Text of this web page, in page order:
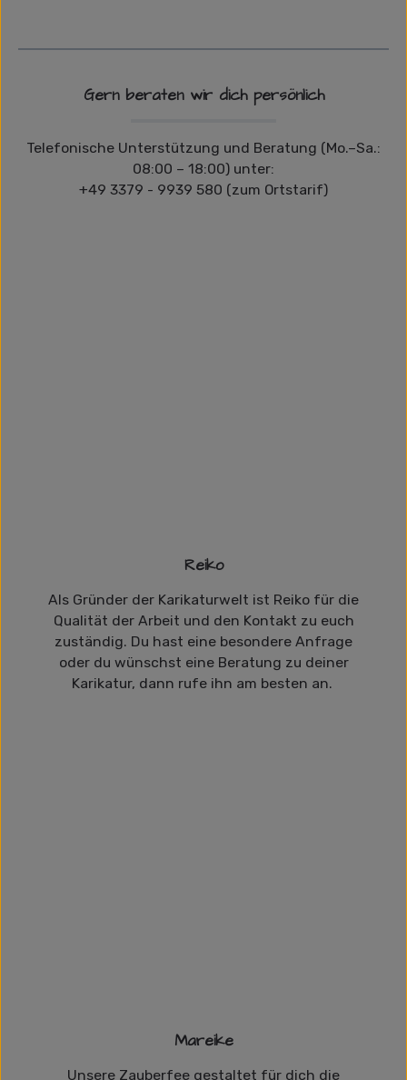
Gern beraten wir dich persönlich
Telefonische Unterstützung und Beratung (Mo.–Sa.:
08:00 – 18:00) unter:
+49 3379 - 9939 580 (zum Ortstarif)
Reiko
Als Gründer der Karikaturwelt ist Reiko für die
Qualität der Arbeit und den Kontakt zu euch
zuständig. Du hast eine besondere Anfrage
oder du wünschst eine Beratung zu deiner
Karikatur, dann rufe ihn am besten an.
Mareike
Unsere Zauberfee gestaltet für dich die